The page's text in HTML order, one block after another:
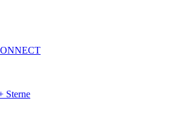
Sterne